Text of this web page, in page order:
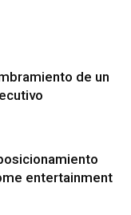
de un
entertainment